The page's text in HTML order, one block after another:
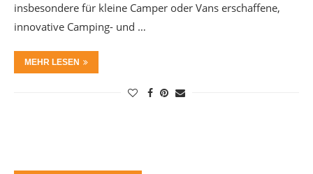
insbesondere für kleine Camper oder Vans erschaffene,
innovative Camping- und …
MEHR LESEN